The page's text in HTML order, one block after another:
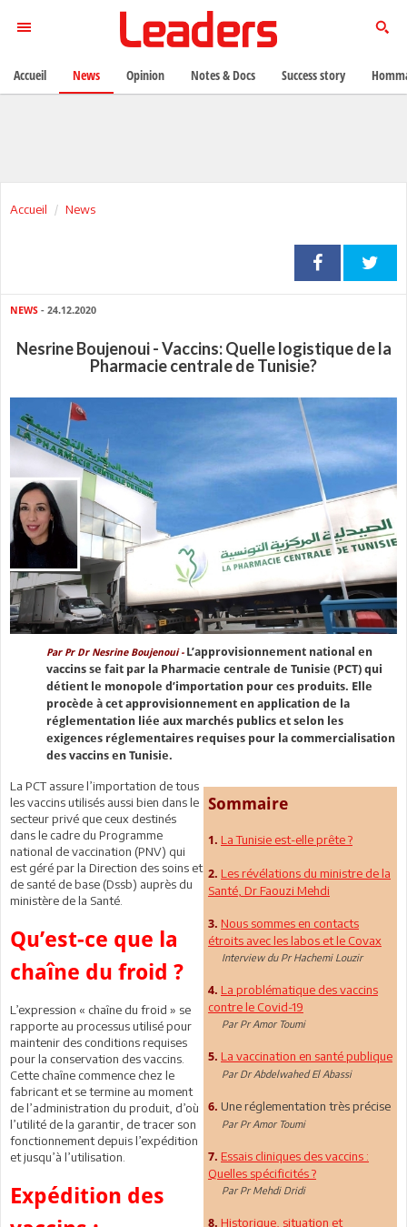
Accueil News
NEWS - 24.12.2020
Nesrine Boujenoui - Vaccins: Quelle logistique de la
Pharmacie centrale de Tunisie?
Par Pr Dr Nesrine Boujenoui - L’approvisionnement national en
vaccins se fait par la Pharmacie centrale de Tunisie (PCT) qui
détient le monopole d’importation pour ces produits. Elle
procède à cet approvisionnement en application de la
réglementation liée aux marchés publics et selon les
exigences réglementaires requises pour la commercialisation
des vaccins en Tunisie.
Sommaire
1. La Tunisie est-elle prête ?
2. Les révélations du ministre de la
Santé, Dr Faouzi Mehdi
3. Nous sommes en contacts
étroits avec les labos et le Covax
Interview du Pr Hachemi Louzir
4. La problématique des vaccins
contre le Covid-19
Par Pr Amor Toumi
5. La vaccination en santé publique
Par Dr Abdelwahed El Abassi
6. Une réglementation très précise
Par Pr Amor Toumi
7. Essais cliniques des vaccins :
Quelles spécificités ?
Par Pr Mehdi Dridi
8. Historique, situation et
La PCT assure l’importation de tous
les vaccins utilisés aussi bien dans le
secteur privé que ceux destinés
dans le cadre du Programme
national de vaccination (PNV) qui
est géré par la Direction des soins et
de santé de base (Dssb) auprès du
ministère de la Santé.
Qu’est-ce que la
chaîne du froid ?
L’expression « chaîne du froid » se
rapporte au processus utilisé pour
maintenir des conditions requises
pour la conservation des vaccins.
Cette chaîne commence chez le
fabricant et se termine au moment
de l’administration du produit, d’où
l’utilité de la garantir, de tracer son
fonctionnement depuis l’expédition
et jusqu’à l’utilisation.
Expédition des
Accueil News Opinion Notes & Docs Success story